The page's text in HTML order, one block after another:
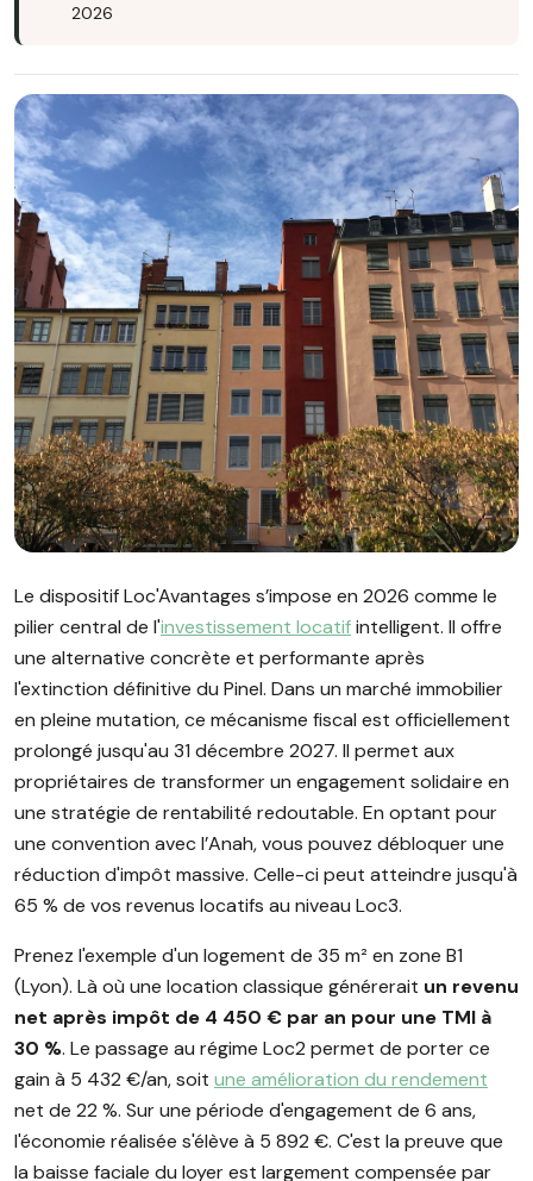
2026
Le dispositif Loc'Avantages s’impose en 2026 comme le
pilier central de l'investissement locatifintelligent. Il offre
une alternative concrète et performante après
l'extinction définitive du Pinel. Dans un marché immobilier
en pleine mutation, ce mécanisme fiscal est officiellement
prolongé jusqu'au 31 décembre 2027. Il permet aux
propriétaires de transformer un engagement solidaire en
une stratégie de rentabilité redoutable. En optant pour
une convention avec l’Anah, vous pouvez débloquer une
réduction d'impôt massive. Celle-ci peut atteindre jusqu'à
65 % de vos revenus locatifs au niveau Loc3.
Prenez l'exemple d'un logement de 35 m² en zone B1
(Lyon). Là où une location classique générerait un revenu
net après impôt de 4 450 € par an pour une TMI à
30 %. Le passage au régime Loc2 permet de porter ce
gain à 5 432 €/an, soit une amélioration du rendement
net de 22 %. Sur une période d'engagement de 6 ans,
l'économie réalisée s'élève à 5 892 €. C'est la preuve que
la baisse faciale du loyer est largement compensée par